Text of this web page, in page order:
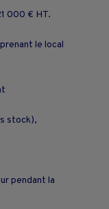
000 € HT.
le local
stock),
pendant la